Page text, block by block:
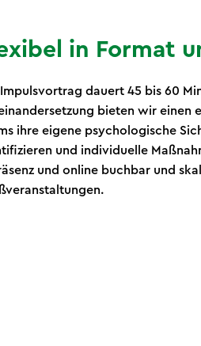
in Format
Impulsvortrag dauert 45 bis 60
bieten wir einen
ihre eigene psychologische
und individuelle
und online buchbar und